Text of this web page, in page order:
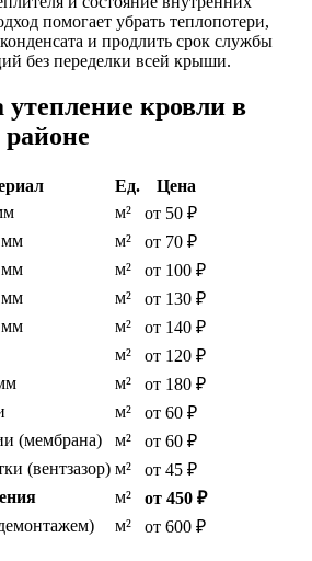
помогает убрать теплопотери,
и продлить срок службы
без переделки всей крыши.
кровли в
Ед.
Цена
м²
от 50 ₽
мм
м²
от 70 ₽
мм
м²
от 100 ₽
мм
м²
от 130 ₽
мм
м²
от 140 ₽
м²
от 120 ₽
м²
от 180 ₽
м²
от 60 ₽
(мембрана)
м²
от 60 ₽
(вентзазор) м²
от 45 ₽
м²
от 450 ₽
м² от 600 ₽